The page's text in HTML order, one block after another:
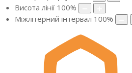
Висота лінії 100%
Міжлітерний інтервал 100%